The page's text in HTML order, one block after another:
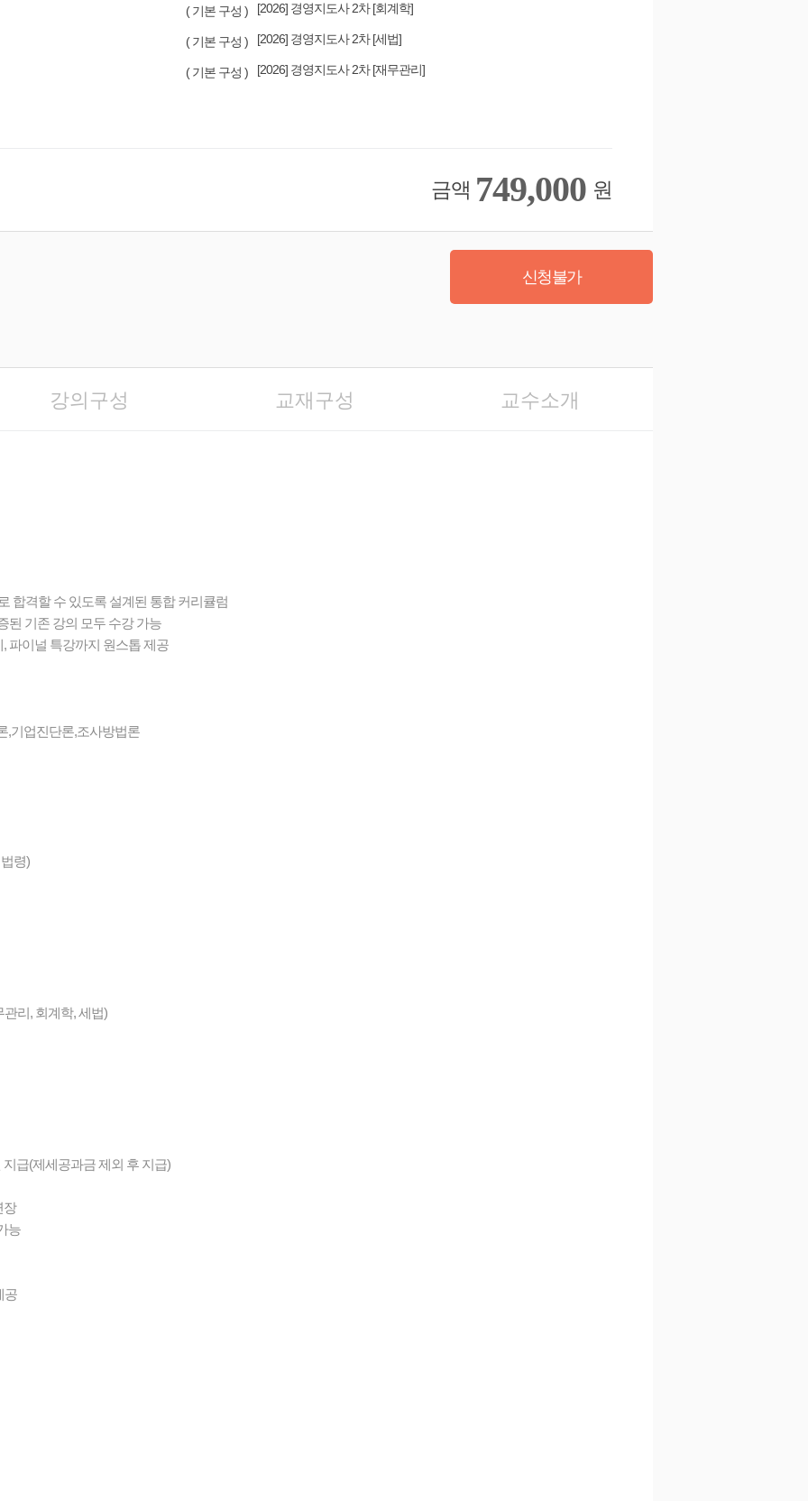
( 기본 구성 ) [2026] 경영지도사 2차 [회계학]
( 기본 구성 ) [2026] 경영지도사 2차 [세법]
( 기본 구성 ) [2026] 경영지도사 2차 [재무관리]
금액 749,000 원
신청불가
합격할 수 있도록 설계된 통합 커리큘럼
된 기존 강의 모두 수강 가능
파이널 특강까지 원스톱 제공
,기업진단론,조사방법론
령)
관리, 회계학, 세법)
급(제세공과금 제외 후 지급)
장
능
공
강의구성 교재구성 교수소개